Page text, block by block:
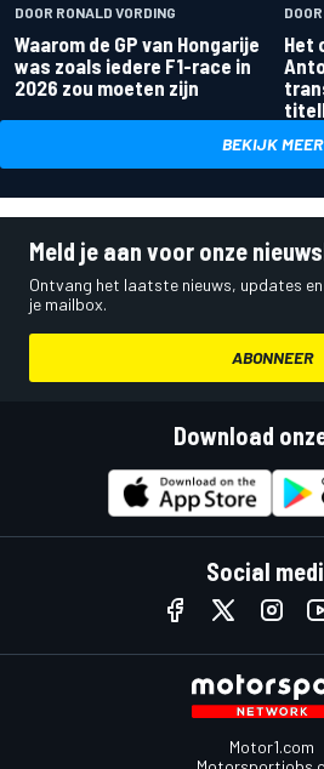
DOOR RONALD VORDING
Waarom de GP van Hongarije
was zoals iedere F1-race in
2026 zou moeten zijn
Het
BEKIJK MEER
Meld je aan voor onze
Ontvang het laatste nieuws, updates
je mailbox.
ABONNEER
Download
Social
Motor1.com